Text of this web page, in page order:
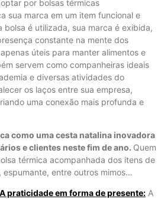
por bolsas térmicas
sua marca em um item funcional e
é utilizada, sua marca é exibida,
constante na mente dos
úteis para manter alimentos e
servem como companheiras ideais
e diversas atividades do
os laços entre sua empresa,
uma conexão mais profunda e
como uma cesta natalina inovadora
e clientes neste fim de ano. Quem
térmica acompanhada dos itens de
entre outros mimos…
praticidade em forma de presente: A